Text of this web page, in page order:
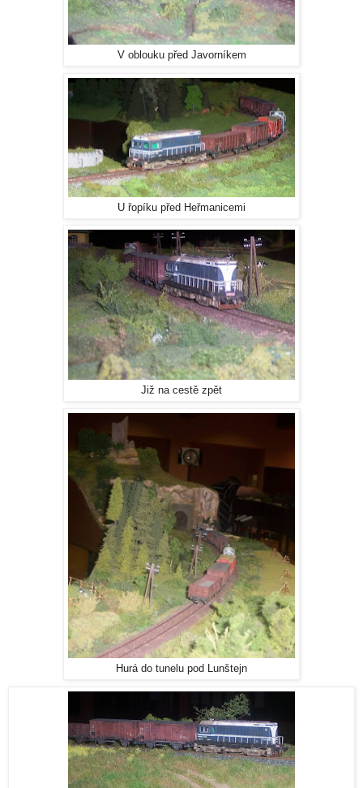
V oblouku před Javorníkem
U řopíku před Heřmanicemi
Již na cestě zpět
Hurá do tunelu pod Lunštejn